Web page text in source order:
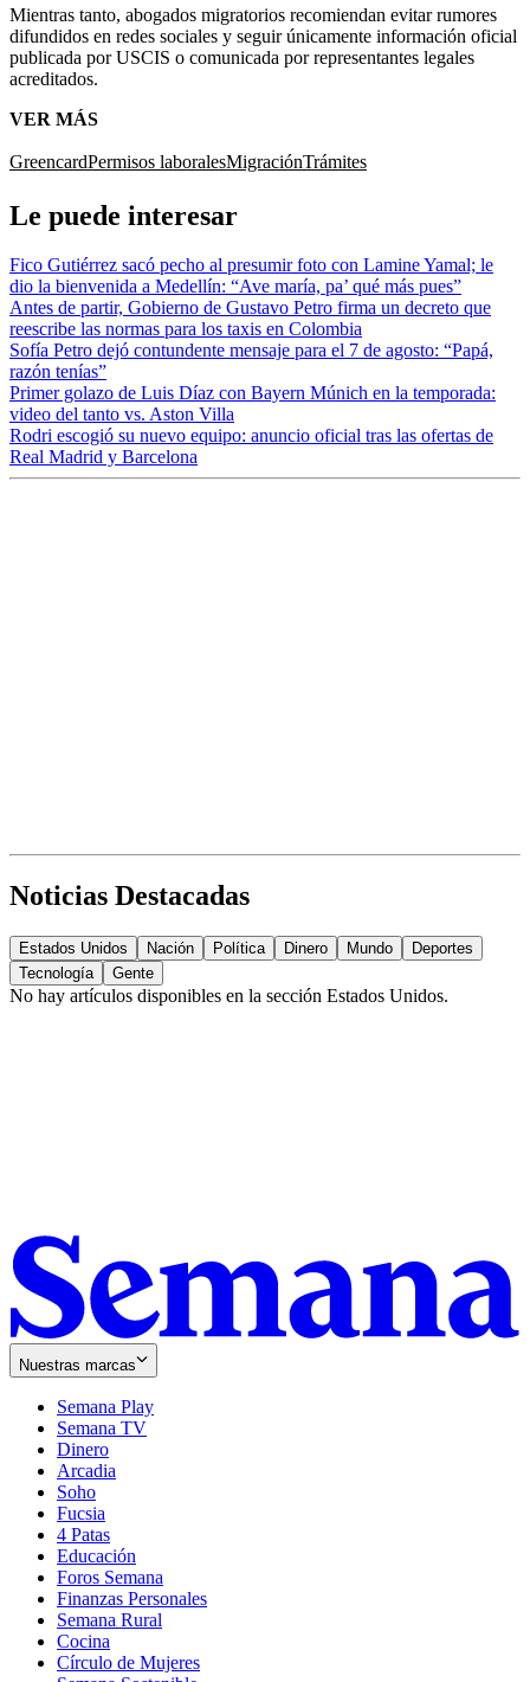
Mientras tanto, abogados migratorios recomiendan evitar rumores
difundidos en redes sociales y seguir únicamente información oficial
publicada por USCIS o comunicada por representantes legales
acreditados.
VER MÁS
GreencardPermisos laboralesMigraciónTrámites
Le puede interesar
Fico Gutiérrez sacó pecho al presumir foto con Lamine Yamal; le
dio la bienvenida a Medellín: “Ave maría, pa’ qué más pues”
Antes de partir, Gobierno de Gustavo Petro firma un decreto que
reescribe las normas para los taxis en Colombia
Sofía Petro dejó contundente mensaje para el 7 de agosto: “Papá,
razón tenías”
Primer golazo de Luis Díaz con Bayern Múnich en la temporada:
video del tanto vs. Aston Villa
Rodri escogió su nuevo equipo: anuncio oficial tras las ofertas de
Real Madrid y Barcelona
Noticias Destacadas
Estados Unidos Nación Política Dinero Mundo
Deportes
Tecnología
Gente
No hay artículos disponibles en la sección Estados Unidos.
Nuestras marcas
Semana Play
Semana TV
Dinero
Arcadia
Soho
in
new
window
Fucsia
in
new
window
4 Patas
Educación
Foros Semana
Finanzas Personales
Semana Rural
Cocina
Círculo de Mujeres